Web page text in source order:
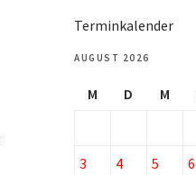
Terminkalender
AUGUST 2026
M D M
3
4 5 6